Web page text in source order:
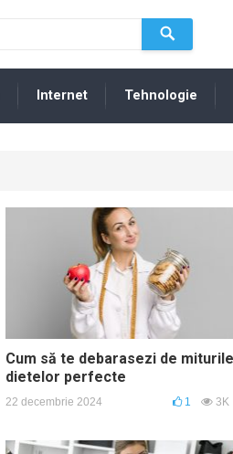
Internet Tehnologie
Cum să te debarasezi de miturile
dietelor perfecte
22 decembrie 2024 1 3K